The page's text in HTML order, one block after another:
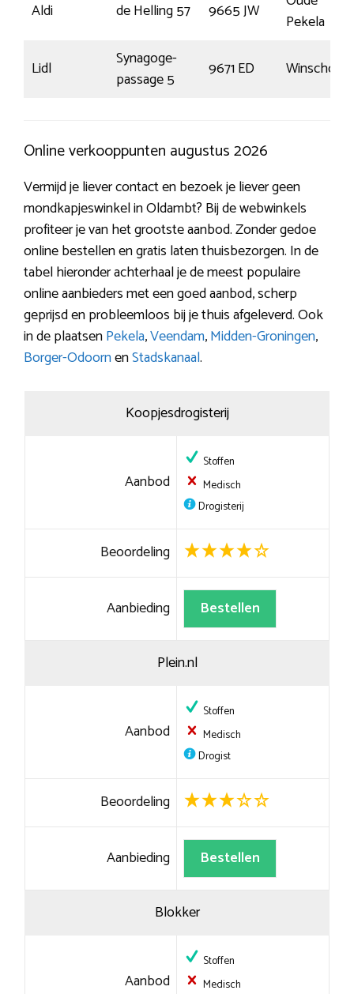
Aldi
de Helling 57 9665 JW
Pekela
Lidl
Synagoge-
passage 5
9671 ED Winschoten
Online verkooppunten augustus 2026
Vermijd je liever contact en bezoek je liever geen
mondkapjeswinkel in Oldambt? Bij de webwinkels
profiteer je van het grootste aanbod. Zonder gedoe
online bestellen en gratis laten thuisbezorgen. In de
tabel hieronder achterhaal je de meest populaire
online aanbieders met een goed aanbod, scherp
geprijsd en probleemloos bij je thuis afgeleverd. Ook
in de plaatsenPekela,Veendam,Midden-Groningen,
Borger-OdoornenStadskanaal.
Koopjesdrogisterij
Aanbod
Stoffen
Medisch
Drogisterij
Beoordeling
Aanbieding Bestellen
Plein.nl
Aanbod
Stoffen
Medisch
Drogist
Beoordeling
Aanbieding Bestellen
Blokker
Aanbod
Stoffen
Medisch